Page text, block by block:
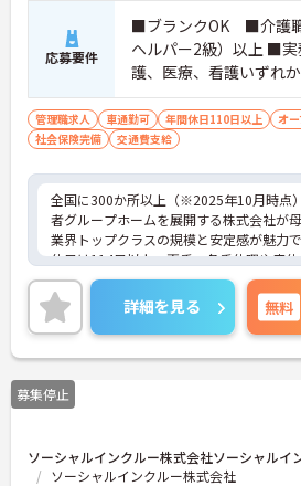
応募要件
■ブランクOK ■介護
ヘルパー2級）以上 ■
護、医療、看護いずれ
転免許(AT限定可) ※管
いた方歓迎
管理職求人 車通勤可 年間休日110日以上
オ
社会保険完備
交通費支給
全国に300か所以上（※2025年10月時点
者グループホームを展開する株式会社が母
業界トップクラスの規模と安定感が魅力
休日は114日以上、夏季・冬季休暇や産
度もしっかり整っており、プライベート
可能。これまでのご経験を活かし、新し
を築きたい方、ぜひご応募ください。20
まで、幅広い年代の方が活躍できる職場
味のある方は詳細等をお伝えしますので
お問い合わせください。
詳細を見る 無料
募集停止
ソーシャルインクルー株式会社ソーシャルイ
ソーシャルインクルー株式会社